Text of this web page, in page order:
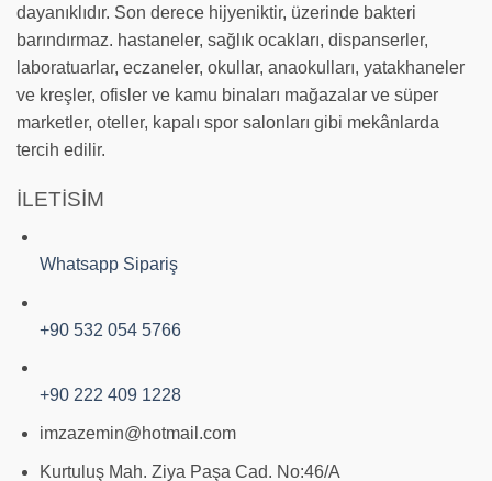
dayanıklıdır. Son derece hijyeniktir, üzerinde bakteri
barındırmaz. hastaneler, sağlık ocakları, dispanserler,
laboratuarlar, eczaneler, okullar, anaokulları, yatakhaneler
ve kreşler, ofisler ve kamu binaları mağazalar ve süper
marketler, oteller, kapalı spor salonları gibi mekânlarda
tercih edilir.
İLETİSİM
Whatsapp Sipariş
+90 532 054 5766
+90 222 409 1228
imzazemin@hotmail.com
Kurtuluş Mah. Ziya Paşa Cad. No:46/A